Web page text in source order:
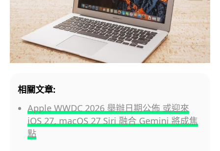
相關文章:
Apple WWDC 2026 舉辦日期公佈 或迎來
iOS 27, macOS 27 Siri 融合 Gemini 將成焦
點